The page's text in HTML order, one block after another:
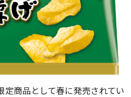
定商品として春に発売されてい